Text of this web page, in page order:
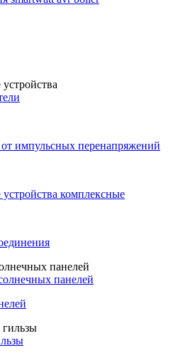
импульсных перенапряжений
комплексные
панелей
панелей